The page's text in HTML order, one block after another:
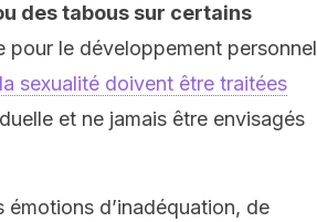
des tabous sur certains
pour le développement personnel
la sexualité doivent être traitées
et ne jamais être envisagés
d’inadéquation, de